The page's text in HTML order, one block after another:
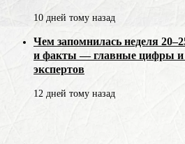
10 дней тому назад
Чем запомнилась неделя
и факты — главные цифры и
экспертов
12 дней тому назад